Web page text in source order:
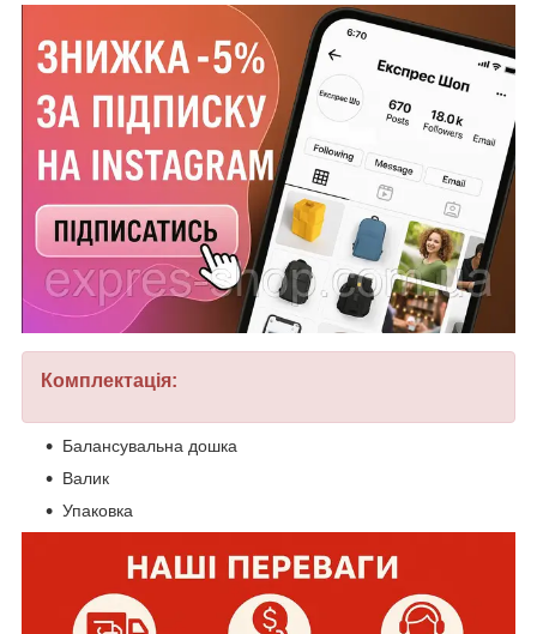
Комплектація:
Балансувальна дошка
Валик
Упаковка